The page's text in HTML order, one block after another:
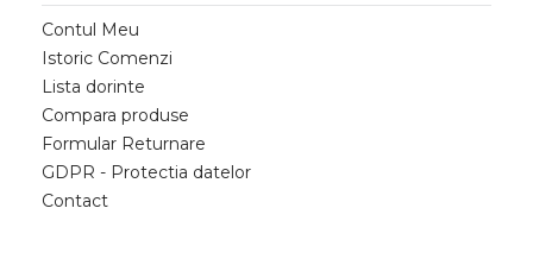
Contul Meu
Istoric Comenzi
Lista dorinte
Compara produse
Formular Returnare
GDPR - Protectia datelor
Contact